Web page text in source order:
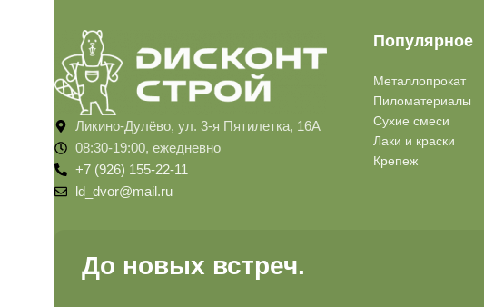
Ликино-Дулёво, ул. 3-я Пятилетка, 16А
08:30-19:00, ежедневно
+7 (926) 155-22-11
ld_dvor@mail.ru
Популярное
Металлопрокат
Пиломатериалы
Сухие смеси
Лаки и краски
Крепеж
До новых встреч.